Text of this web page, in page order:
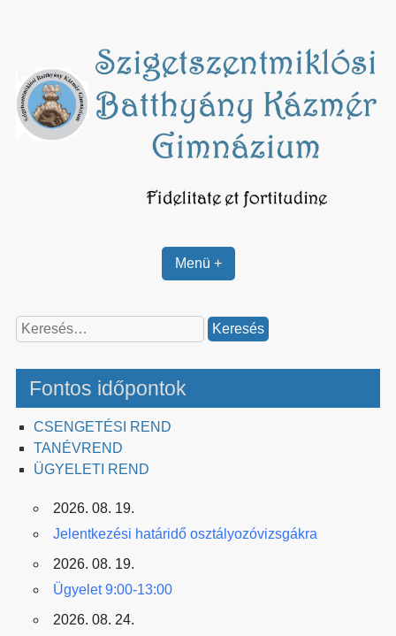
Menü +
Keresés:
Fontos időpontok
CSENGETÉSI REND
TANÉVREND
ÜGYELETI REND
2026. 08. 19.
Jelentkezési határidő osztályozóvizsgákra
2026. 08. 19.
Ügyelet 9:00-13:00
2026. 08. 24.